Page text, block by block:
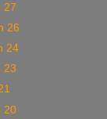
27
26
24
23
20